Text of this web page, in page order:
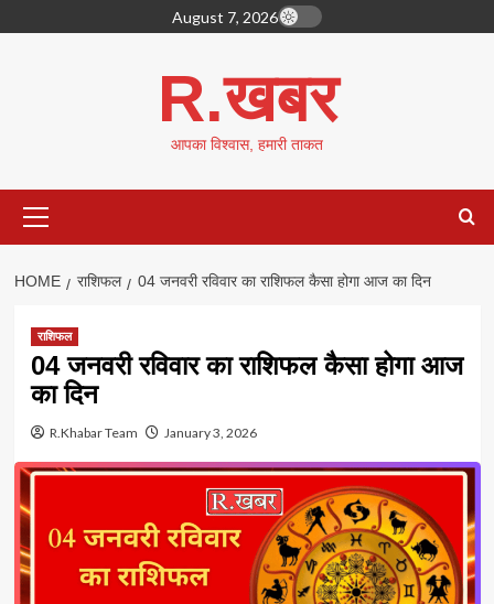
to
August 7, 2026
R.खबर
आपका विश्वास, हमारी ताकत
Menu
HOME राशिफल 04 जनवरी रविवार का राशिफल कैसा होगा आज का दिन
राशिफल
04 जनवरी रविवार का राशिफल कैसा होगा आज
का दिन
R.Khabar Team January 3, 2026